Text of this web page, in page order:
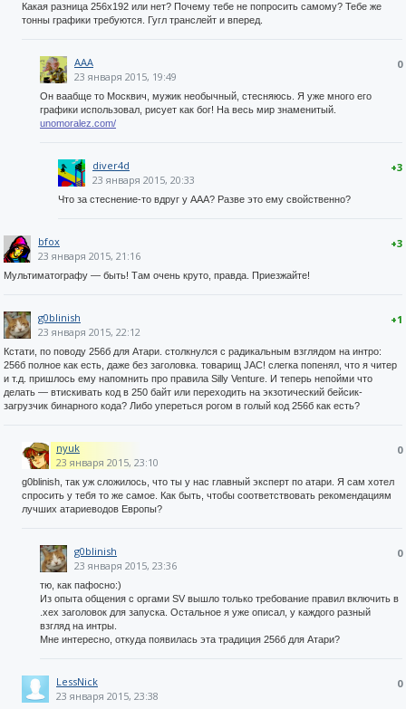
Какая разница 256х192 или нет? Почему тебе не попросить самому? Тебе же
тонны графики требуются. Гугл транслейт и вперед.
0
AAA
23 января 2015, 19:49
Он ваабще то Москвич, мужик необычный, стесняюсь. Я уже много его
графики использовал, рисует как бог! На весь мир знаменитый.
unomoralez.com/
+3
diver4d
23 января 2015, 20:33
Что за стеснение-то вдруг у ААА? Разве это ему свойственно?
+3
bfox
23 января 2015, 21:16
Мультиматографу — быть! Там очень круто, правда. Приезжайте!
+1
g0blinish
23 января 2015, 22:12
Кстати, по поводу 256б для Атари. столкнулся с радикальным взглядом на интро:
256б полное как есть, даже без заголовка. товарищ JAC! слегка попенял, что я читер
и т.д. пришлось ему напомнить про правила Silly Venture. И теперь непойми что
делать — втискивать код в 250 байт или переходить на экзотический бейсик-
загрузчик бинарного кода? Либо упереться рогом в голый код 256б как есть?
0
nyuk
23 января 2015, 23:10
g0blinish, так уж сложилось, что ты у нас главный эксперт по атари. Я сам хотел
спросить у тебя то же самое. Как быть, чтобы соответствовать рекомендациям
лучших атариеводов Европы?
0
g0blinish
23 января 2015, 23:36
тю, как пафосно:)
Из опыта общения с оргами SV вышло только требование правил включить в
.xex заголовок для запуска. Остальное я уже описал, у каждого разный
взгляд на интры.
Мне интересно, откуда появилась эта традиция 256б для Атари?
0
LessNick
23 января 2015, 23:38